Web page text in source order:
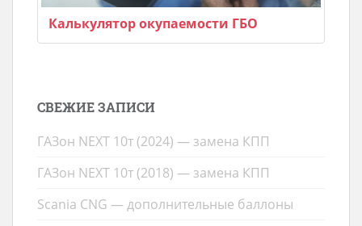
Калькулятор окупаемости ГБО
СВЕЖИЕ ЗАПИСИ
ГАЗон NEXT 10т (2024) — замена КПП
ГАЗон NEXT 10т (2018) — замена КПП
Scania CNG — дополнительные баллоны